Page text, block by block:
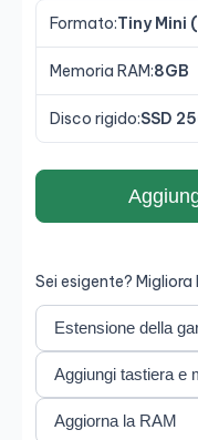
SSD da 256 GB ,
amministrative, nel
quotidiano negli
Formato:Tiny Mini
Memoria RAM:8GB
Disco rigido:SSD
Sei esigente?